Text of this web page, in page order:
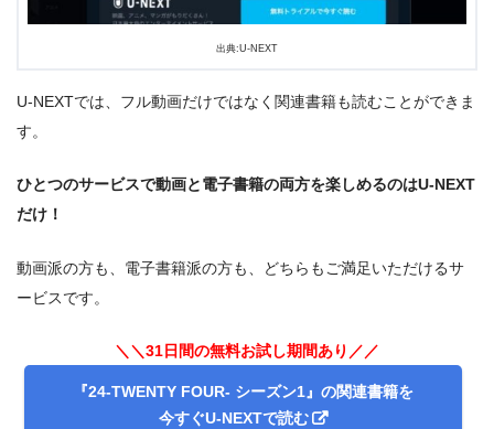
出典:U-NEXT
U-NEXTでは、フル動画だけではなく関連書籍も読むことができま
す。
ひとつのサービスで動画と電子書籍の両方を楽しめるのはU-NEXT
だけ！
動画派の方も、電子書籍派の方も、どちらもご満足いただけるサ
ービスです。
＼＼31日間の無料お試し期間あり／／
『24-TWENTY FOUR- シーズン1』の関連書籍を
今すぐU-NEXTで読む